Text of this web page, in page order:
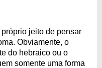
jeito de pensar
Obviamente, o
do hebraico ou o
somente uma forma